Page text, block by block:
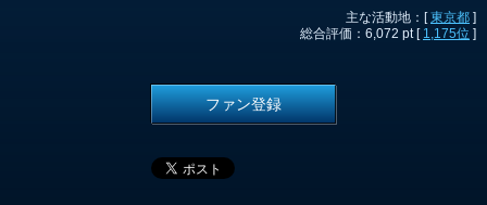
主な活動地：[東京都 ]
総合評価：6,072 pt [ 1,175位 ]
ファン登録